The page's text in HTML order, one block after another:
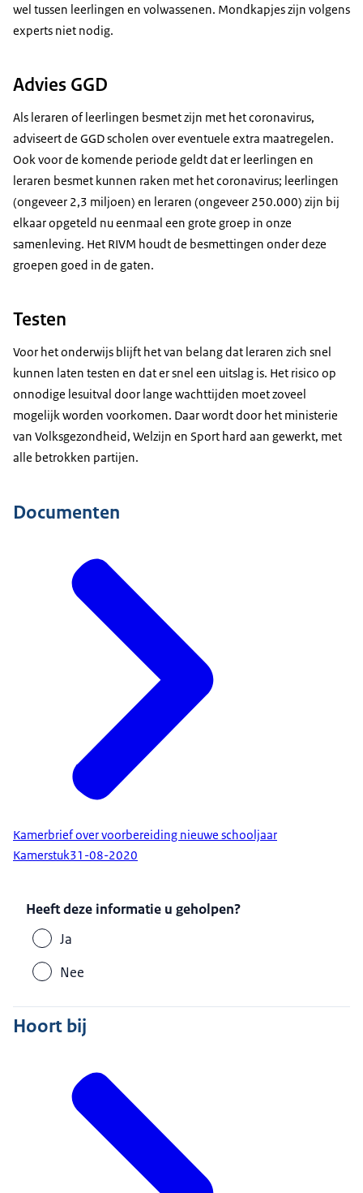
wel tussen leerlingen en volwassenen. Mondkapjes zijn volgens
experts niet nodig.
Advies GGD
Als leraren of leerlingen besmet zijn met het coronavirus,
adviseert de GGD scholen over eventuele extra maatregelen.
Ook voor de komende periode geldt dat er leerlingen en
leraren besmet kunnen raken met het coronavirus; leerlingen
(ongeveer 2,3 miljoen) en leraren (ongeveer 250.000) zijn bij
elkaar opgeteld nu eenmaal een grote groep in onze
samenleving. Het RIVM houdt de besmettingen onder deze
groepen goed in de gaten.
Testen
Voor het onderwijs blijft het van belang dat leraren zich snel
kunnen laten testen en dat er snel een uitslag is. Het risico op
onnodige lesuitval door lange wachttijden moet zoveel
mogelijk worden voorkomen. Daar wordt door het ministerie
van Volksgezondheid, Welzijn en Sport hard aan gewerkt, met
alle betrokken partijen.
Documenten
Kamerbrief over voorbereiding nieuwe schooljaar
Kamerstuk31-08-2020
Heeft deze informatie u geholpen?
Ja
Nee
Hoort bij